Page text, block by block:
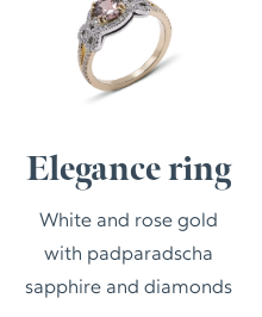
Elegance ring
White and rose gold
with padparadscha
sapphire and diamonds